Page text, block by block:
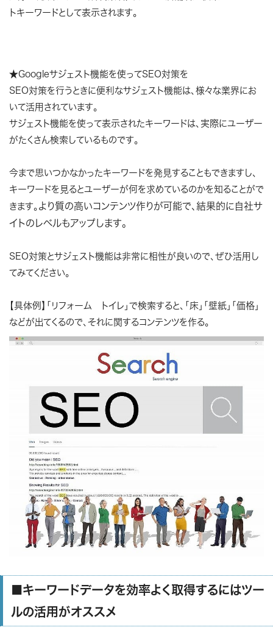
トキーワードとして表示されます。
★Googleサジェスト機能を使ってSEO対策を
SEO対策を行うときに便利なサジェスト機能は、様々な業界にお
いて活用されています。
サジェスト機能を使って表示されたキーワードは、実際にユーザー
がたくさん検索しているものです。
今まで思いつかなかったキーワードを発見することもできますし、
キーワードを見るとユーザーが何を求めているのかを知ることがで
きます。 より質の高いコンテンツ作りが可能で、結果的に自社サ
イトのレベルもアップします。
SEO対策とサジェスト機能は非常に相性が良いので、ぜひ活用し
てみてください。
【具体例】「リフォーム トイレ」で検索すると、「床」「壁紙」「価格」
などが出てくるので、それに関するコンテンツを作る。
■キーワードデータを効率よく取得するにはツー
ルの活用がオススメ